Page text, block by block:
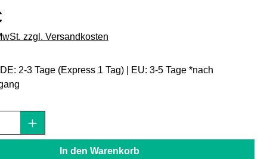
zzgl. Versandkosten
2-3 Tage (Express 1 Tag) | EU: 3-5 Tage *nach
Gib den gewünschten Wert ein
In den Warenkorb